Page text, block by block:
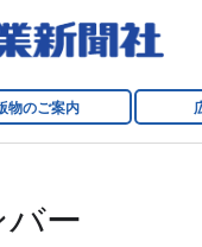
物のご案内
ー